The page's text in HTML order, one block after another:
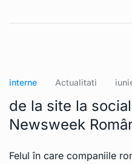
interne Actualitati
de la site la
Newsweek
Felul în care companiile